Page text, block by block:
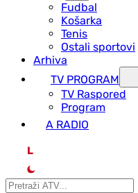
Fudbal
Košarka
Tenis
Ostali sportovi
Arhiva
TV PROGRAM
ТV Raspored
Program
A RADIO
L